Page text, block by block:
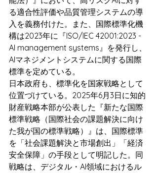
る適合性評価や品質管理システムの導
入を義務付けた。また、国際標準化機
構は2023年に『ISO/IEC 42001:2023 -
AI management systems』を発行し、
AIマネジメントシステムに関する国際
標準を定めている。
日本政府も、標準化を国家戦略として
位置づけている。2025年6月3日に知的
財産戦略本部が公表した『新たな国際
標準戦略（国際社会の課題解決に向け
た我が国の標準戦略）』は、国際標準
を「社会課題解決と市場創出」「経済
安全保障」の手段として明記した。同
戦略は、デジタル・AI領域におけるル